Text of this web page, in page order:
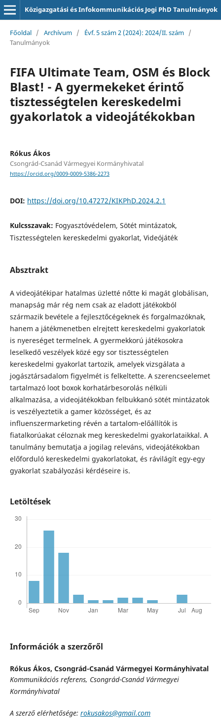
Közigazgatási és Infokommunikációs Jogi PhD Tanulmányok
Főoldal / Archívum / Évf. 5 szám 2 (2024): 2024/II. szám /
Tanulmányok
FIFA Ultimate Team, OSM és Block
Blast! - A gyermekeket érintő
tisztességtelen kereskedelmi
gyakorlatok a videojátékokban
Rókus Ákos
Csongrád-Csanád Vármegyei Kormányhivatal
https://orcid.org/0009-0009-5386-2273
DOI: https://doi.org/10.47272/KIKPhD.2024.2.1
Kulcsszavak: Fogyasztóvédelem, Sötét mintázatok,
Tisztességtelen kereskedelmi gyakorlat, Videójáték
Absztrakt
A videojátékipar hatalmas üzletté nőtte ki magát globálisan,
manapság már rég nem csak az eladott játékokból
származik bevétele a fejlesztőcégeknek és forgalmazóknak,
hanem a játékmenetben elrejtett kereskedelmi gyakorlatok
is nyereséget termelnek. A gyermekkorú játékosokra
leselkedő veszélyek közé egy sor tisztességtelen
kereskedelmi gyakorlat tartozik, amelyek vizsgálata a
jogásztársadalom figyelmét is felkeltette. A szerencseelemet
tartalmazó loot boxok korhatárbesorolás nélküli
alkalmazása, a videojátékokban felbukkanó sötét mintázatok
is veszélyeztetik a gamer közösséget, és az
influenszermarketing révén a tartalom-előállítók is
fiatalkorúakat céloznak meg kereskedelmi gyakorlataikkal. A
tanulmány bemutatja a jogilag releváns, videojátékokban
előforduló kereskedelmi gyakorlatokat, és rávilágít egy-egy
gyakorlat szabályozási kérdéseire is.
Letöltések
Információk a szerzőről
Rókus Ákos, Csongrád-Csanád Vármegyei Kormányhivatal
Kommunikációs referens, Csongrád-Csanád Vármegyei
Kormányhivatal
A szerző elérhetősége: rokusakos@gmail.com